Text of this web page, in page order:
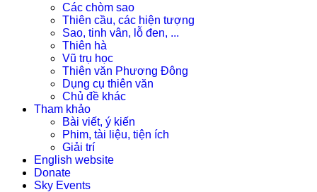
Các chòm sao
Thiên cầu, các hiện tượng
Sao, tinh vân, lỗ đen, ...
Thiên hà
Vũ trụ học
Thiên văn Phương Đông
Dụng cụ thiên văn
Chủ đề khác
Tham khảo
Bài viết, ý kiến
Phim, tài liệu, tiện ích
Giải trí
English website
Donate
Sky Events